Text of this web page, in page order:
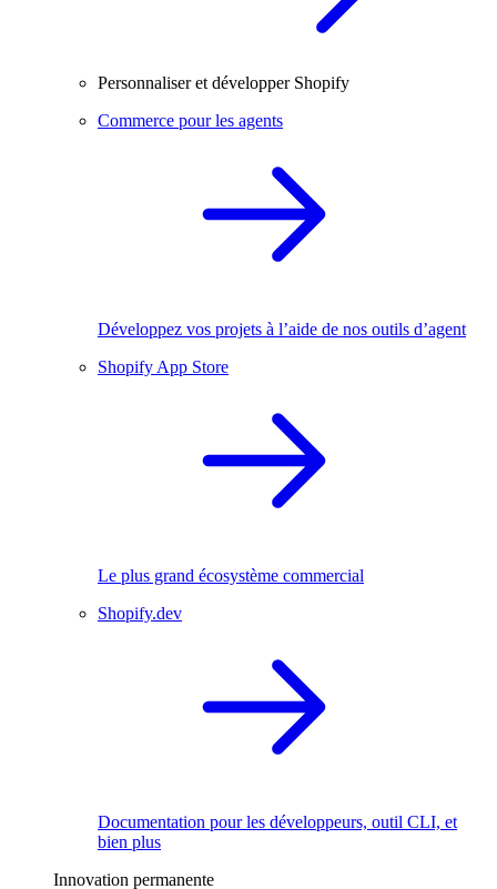
Personnaliser et développer Shopify
Commerce pour les agents
Développez vos projets à l’aide de nos outils d’agent
Shopify App Store
Le plus grand écosystème commercial
Shopify.dev
Documentation pour les développeurs, outil CLI, et
bien plus
Innovation permanente